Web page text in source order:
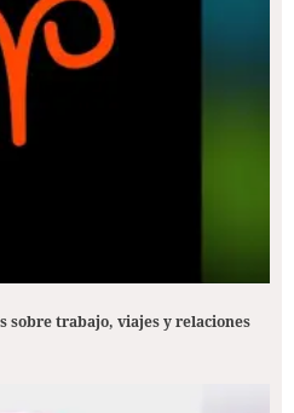
sobre trabajo, viajes y relaciones